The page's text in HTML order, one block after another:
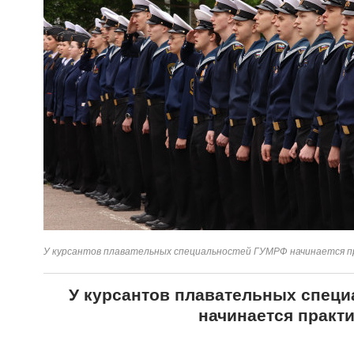
У курсантов плавательных специальностей ГУМРФ начинается
У курсантов плавательных
начинается